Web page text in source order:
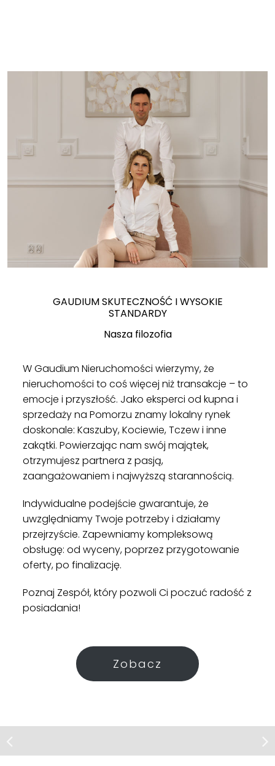
GAUDIUM SKUTECZNOŚĆ I WYSOKIE
STANDARDY
Nasza filozofia
W Gaudium Nieruchomości wierzymy, że
nieruchomości to coś więcej niż transakcje – to
emocje i przyszłość. Jako eksperci od kupna i
sprzedaży na Pomorzu znamy lokalny rynek
doskonale: Kaszuby, Kociewie, Tczew i inne
zakątki. Powierzając nam swój majątek,
otrzymujesz partnera z pasją,
zaangażowaniem i najwyższą starannością.
Indywidualne podejście gwarantuje, że
uwzględniamy Twoje potrzeby i działamy
przejrzyście. Zapewniamy kompleksową
obsługę: od wyceny, poprzez przygotowanie
oferty, po finalizację.
Poznaj Zespół, który pozwoli Ci poczuć radość z
posiadania!
Zobacz
Pruszcz Gdański, ul. gen.
Władysława Sikorskiego
Dom | Sprzedaż
Przezmark